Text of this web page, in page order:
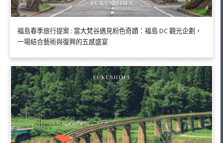
福島春季旅行提案 : 當大梵谷遇見粉色奇蹟：福島 DC 觀光企劃，
一場結合藝術與復興的五感盛宴